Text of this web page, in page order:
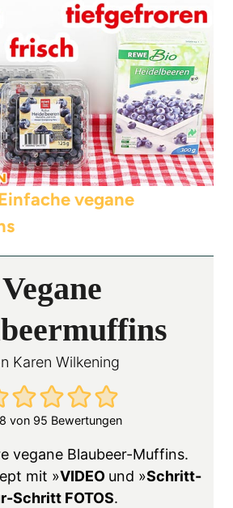
vegane
Vegane
Karen Wilkening
von 95 Bewertungen
vegane Blaubeer-Muffins.
mit »VIDEO und »Schritt-
Schritt FOTOS.